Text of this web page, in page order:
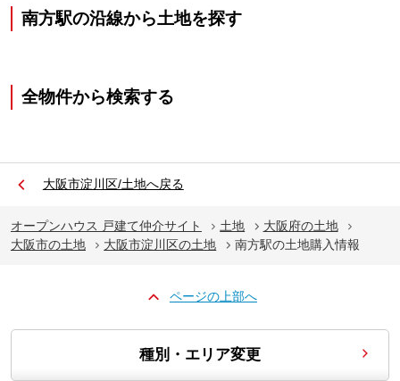
南方駅の沿線から土地を探す
全物件から検索する
大阪市淀川区/土地へ戻る
オープンハウス 戸建て仲介サイト 土地
大阪府の土地
大阪市の土地
大阪市淀川区の土地 南方駅の土地購入情報
ページの上部へ
種別・エリア変更